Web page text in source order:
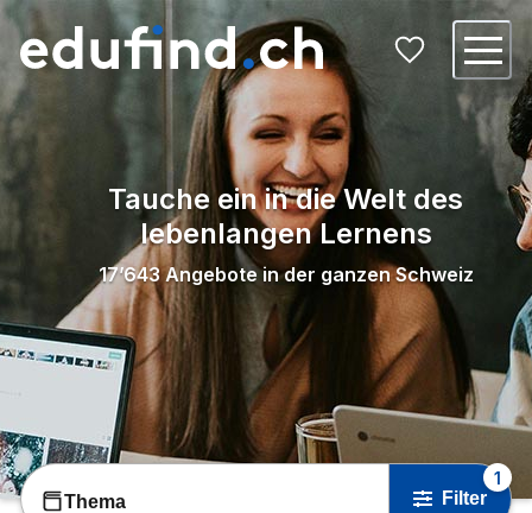
Tauche ein in die Welt des
lebenlangen Lernens
17’643 Angebote in der ganzen Schweiz
Thema Filter
1